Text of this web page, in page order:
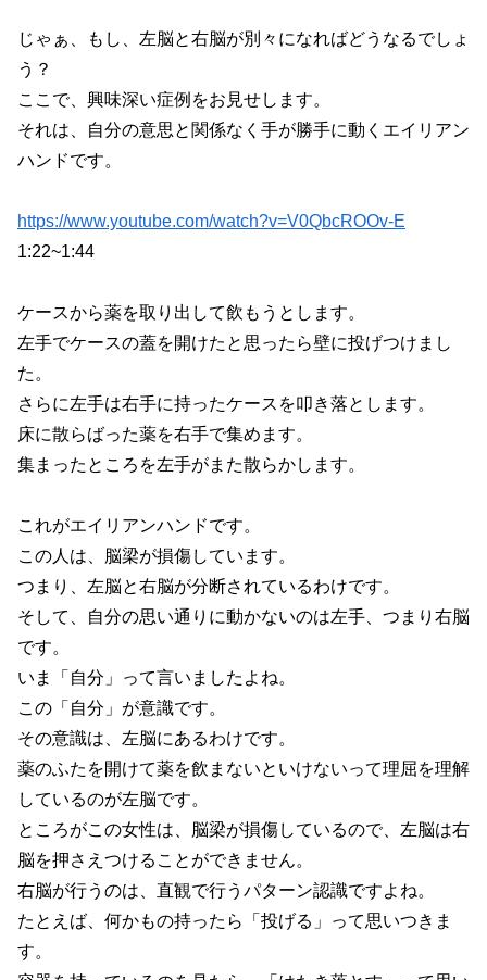
じゃぁ、もし、左脳と右脳が別々になればどうなるでしょ
う？
ここで、興味深い症例をお見せします。
それは、自分の意思と関係なく手が勝手に動くエイリアン
ハンドです。
https://www.youtube.com/watch?v=V0QbcROOv-E
1:22~1:44
ケースから薬を取り出して飲もうとします。
左手でケースの蓋を開けたと思ったら壁に投げつけまし
た。
さらに左手は右手に持ったケースを叩き落とします。
床に散らばった薬を右手で集めます。
集まったところを左手がまた散らかします。
これがエイリアンハンドです。
この人は、脳梁が損傷しています。
つまり、左脳と右脳が分断されているわけです。
そして、自分の思い通りに動かないのは左手、つまり右脳
です。
いま「自分」って言いましたよね。
この「自分」が意識です。
その意識は、左脳にあるわけです。
薬のふたを開けて薬を飲まないといけないって理屈を理解
しているのが左脳です。
ところがこの女性は、脳梁が損傷しているので、左脳は右
脳を押さえつけることができません。
右脳が行うのは、直観で行うパターン認識ですよね。
たとえば、何かもの持ったら「投げる」って思いつきま
す。